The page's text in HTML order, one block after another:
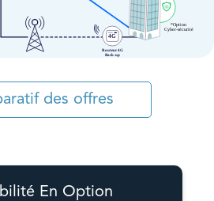
des offres
En Option